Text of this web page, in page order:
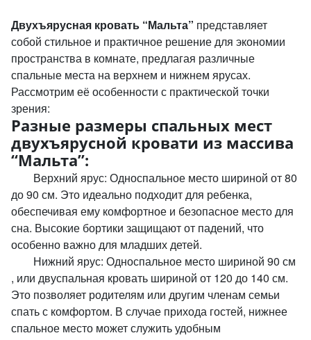
Двухъярусная кровать “Мальта” представляет
собой стильное и практичное решение для экономии
пространства в комнате, предлагая различные
спальные места на верхнем и нижнем ярусах.
Рассмотрим её особенности с практической точки
зрения:
Разные размеры спальных мест
двухъярусной кровати из массива
“Мальта”:
Верхний ярус: Односпальное место шириной от 80
до 90 см. Это идеально подходит для ребенка,
обеспечивая ему комфортное и безопасное место для
сна. Высокие бортики защищают от падений, что
особенно важно для младших детей.
Нижний ярус: Односпальное место шириной 90 см
, или двуспальная кровать шириной от 120 до 140 см.
Это позволяет родителям или другим членам семьи
спать с комфортом. В случае прихода гостей, нижнее
спальное место может служить удобным